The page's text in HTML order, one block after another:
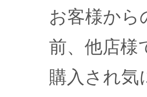
お客様から
前、他店様
購入され気